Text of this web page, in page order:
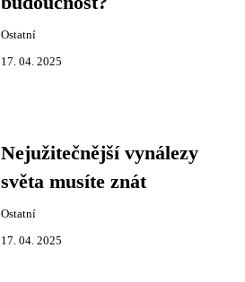
Ostatní
17. 04. 2025
Nejužitečnější vynálezy
světa musíte znát
Ostatní
17. 04. 2025